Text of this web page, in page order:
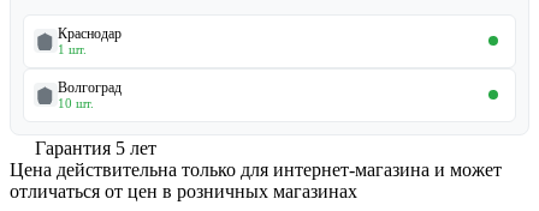
Краснодар
1 шт.
Волгоград
10 шт.
Гарантия 5 лет
Цена действительна только для интернет-магазина и может
отличаться от цен в розничных магазинах